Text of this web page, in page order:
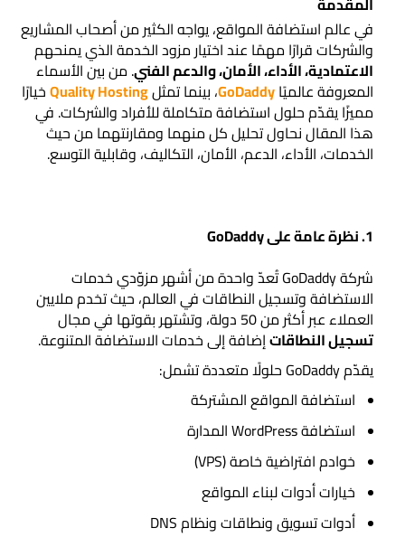
في عالم استضافة المواقع، يواجه الكثير من أصحاب المشاريع
والشركات قرارًا مهمًا عند اختيار مزود الخدمة الذي يمنحهم
الاعتمادية، الأداء، الأمان، والدعم الفني. من بين الأسماء
المعروفة عالميًاGoDaddy، بينما تمثلQuality Hostingخيارًا
مميزًا يقدّم حلول استضافة متكاملة للأفراد والشركات. في
هذا المقال نحاول تحليل كل منهما ومقارنتهما من حيث
الخدمات، الأداء، الدعم، الأمان، التكاليف، وقابلية التوسع.
1. نظرة عامة على GoDaddy
شركة GoDaddy تُعدّ واحدة من أشهر مزوّدي خدمات
الاستضافة وتسجيل النطاقات في العالم، حيث تخدم ملايين
العملاء عبر أكثر من 50 دولة، وتشتهر بقوتها في مجال
تسجيل النطاقاتإضافة إلى خدمات الاستضافة المتنوعة.
يقدّم GoDaddy حلولًا متعددة تشمل:
استضافة المواقع المشتركة
استضافة WordPress المدارة
خوادم افتراضية خاصة (VPS)
خيارات أدوات لبناء المواقع
أدوات تسويق ونطاقات ونظام DNS ‏‌‌